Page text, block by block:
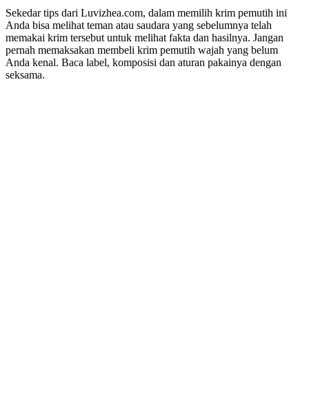
Sekedar tips dari Luvizhea.com, dalam memilih krim pemutih ini
Anda bisa melihat teman atau saudara yang sebelumnya telah
memakai krim tersebut untuk melihat fakta dan hasilnya. Jangan
pernah memaksakan membeli krim pemutih wajah yang belum
Anda kenal. Baca label, komposisi dan aturan pakainya dengan
seksama.